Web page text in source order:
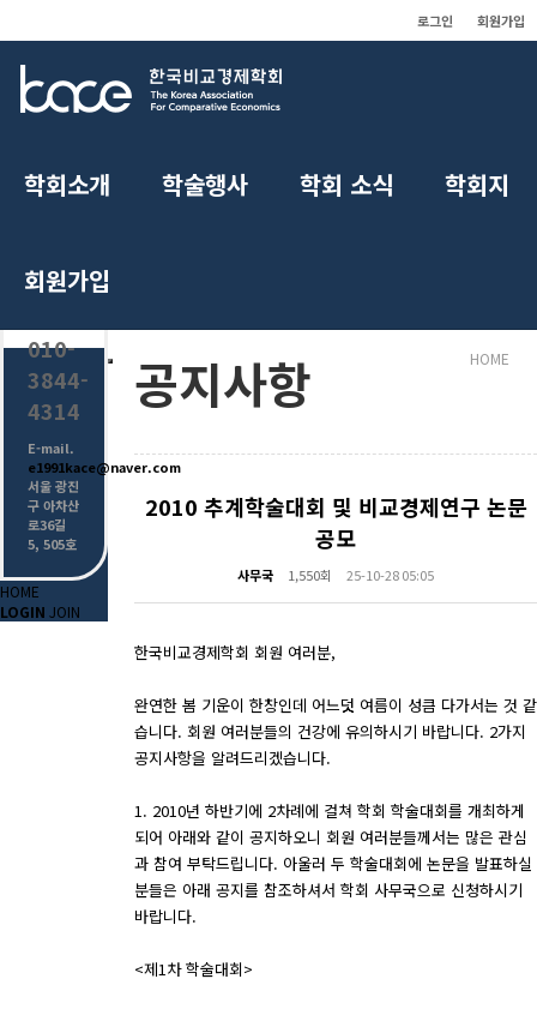
회원가입
로그인
학회소개 학술행사 학회 소식 학회지
회원가입
공지사항
공지사항 HOME
2010 추계학술대회 및 비교경제연구 논문
공모
사무국 1,550회 25-10-28 05:05
한국비교경제학회 회원 여러분,
완연한 봄 기운이 한창인데 어느덧 여름이 성큼 다가서는 것 같
습니다. 회원 여러분들의 건강에 유의하시기 바랍니다. 2가지
공지사항을 알려드리겠습니다.
1. 2010년 하반기에 2차례에 걸쳐 학회 학술대회를 개최하게
되어 아래와 같이 공지하오니 회원 여러분들께서는 많은 관심
과 참여 부탁드립니다. 아울러 두 학술대회에 논문을 발표하실
분들은 아래 공지를 참조하셔서 학회 사무국으로 신청하시기
바랍니다.
<제1차 학술대회>
US
010-
3844-
4314
E-mail.
e1991kace@naver.com
서울 광진
구 아차산
로36길
5, 505호
HOME
LOGIN JOIN